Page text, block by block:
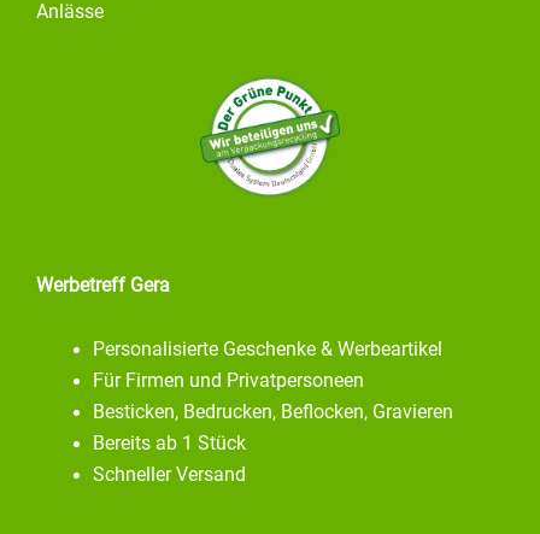
Anlässe
Werbetreff Gera
Personalisierte Geschenke & Werbeartikel
Für Firmen und Privatpersoneen
Besticken, Bedrucken, Beflocken, Gravieren
Bereits ab 1 Stück
Schneller Versand